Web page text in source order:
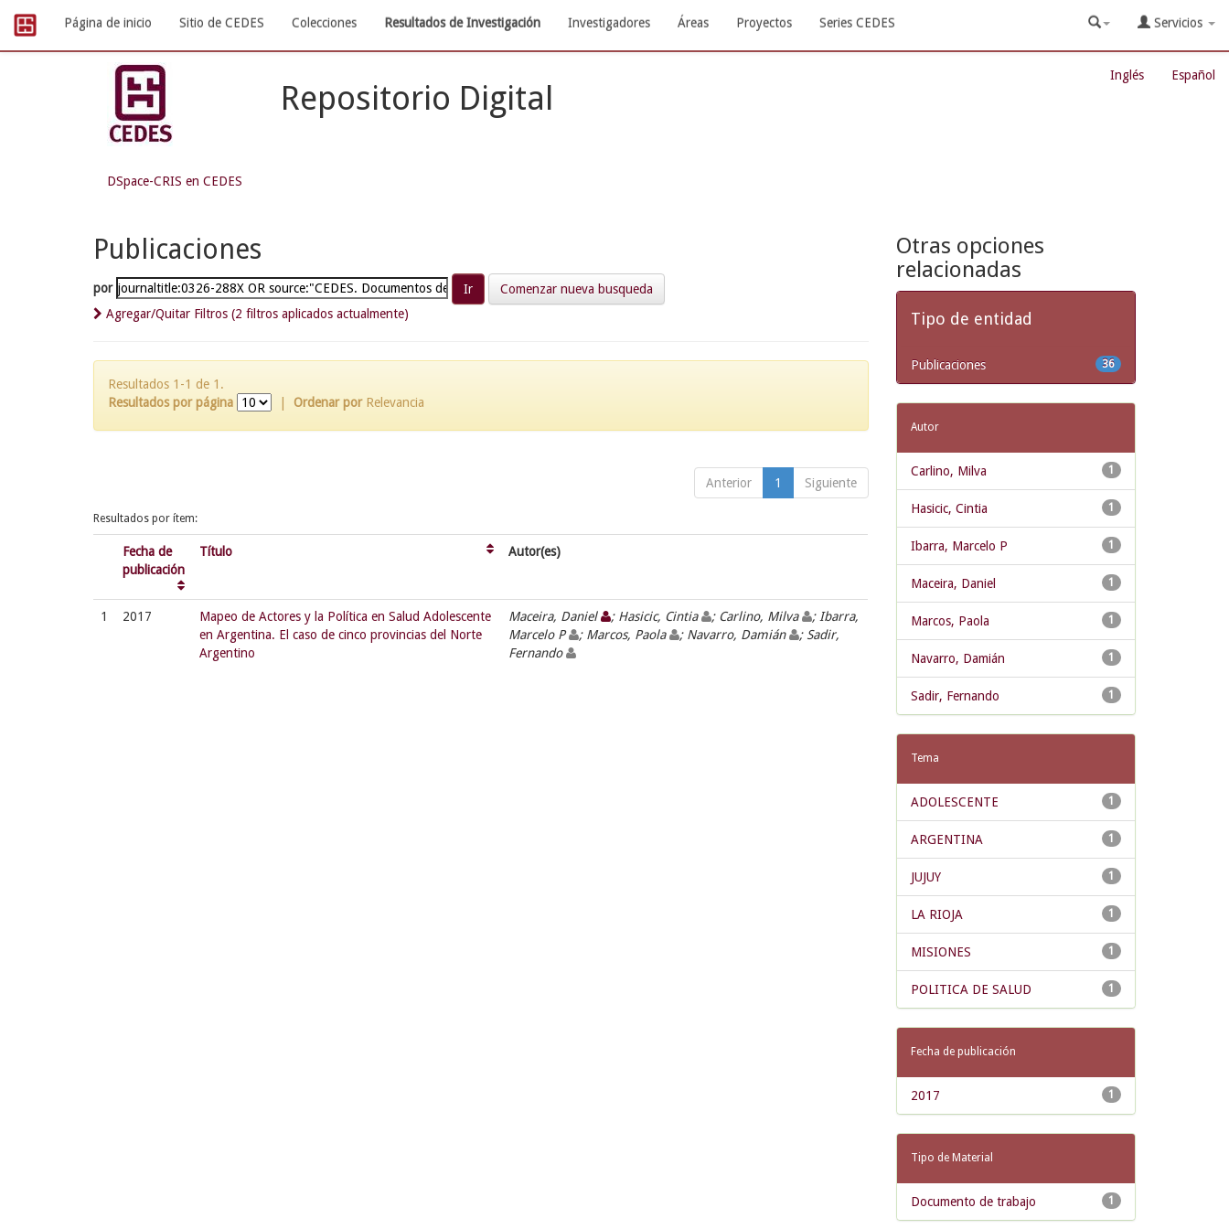
navigation
Página de inicio Sitio de CEDES Colecciones Resultados de Investigación Investigadores Áreas Proyectos Series CEDES Servicios
Inglés Español
Repositorio Digital
DSpace-CRIS en CEDES
Publicaciones
por
Comenzar nueva busqueda
Agregar/Quitar Filtros (2 filtros aplicados actualmente)
Resultados 1-1 de 1.
Resultados por página
Ordenar por Relevancia
Anterior 1 Siguiente
Resultados por ítem:
Fecha de
publicación
Título Autor(es)
1 2017
Mapeo de Actores y la Política en Salud Adolescente
en Argentina. El caso de cinco provincias del Norte
Argentino
Maceira, Daniel ; Hasicic, Cintia ; Carlino, Milva
; Ibarra,
Marcelo P
; Marcos, Paola ; Navarro, Damián
; Sadir,
Fernando
Otras opciones
relacionadas
Tipo de entidad
36
Publicaciones
Autor
1
Carlino, Milva
1
Hasicic, Cintia
1
Ibarra, Marcelo P
1
Maceira, Daniel
1
Marcos, Paola
1
Navarro, Damián
1
Sadir, Fernando
Tema
1
ADOLESCENTE
1
ARGENTINA
1
JUJUY
1
LA RIOJA
1
MISIONES
1
POLITICA DE SALUD
Fecha de publicación
1
2017
Tipo de Material
1
Documento de trabajo